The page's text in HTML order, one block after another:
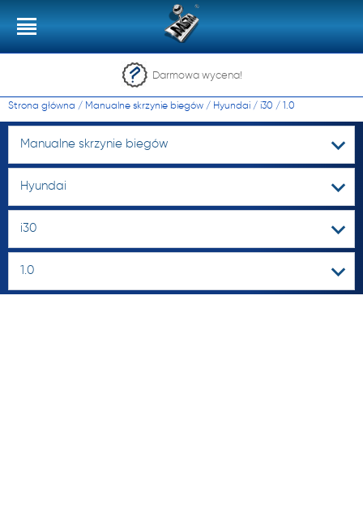
Darmowa wycena!
Strona główna / Manualne skrzynie biegów / Hyundai / i30 / 1.0
Manualne skrzynie biegów
Hyundai
i30
1.0